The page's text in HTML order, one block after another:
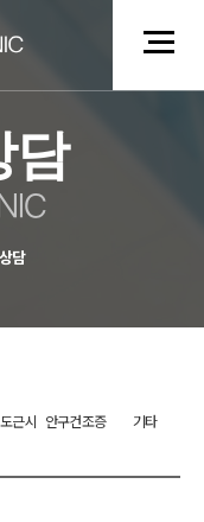
담
N C
담
근시 안구건조증 기타